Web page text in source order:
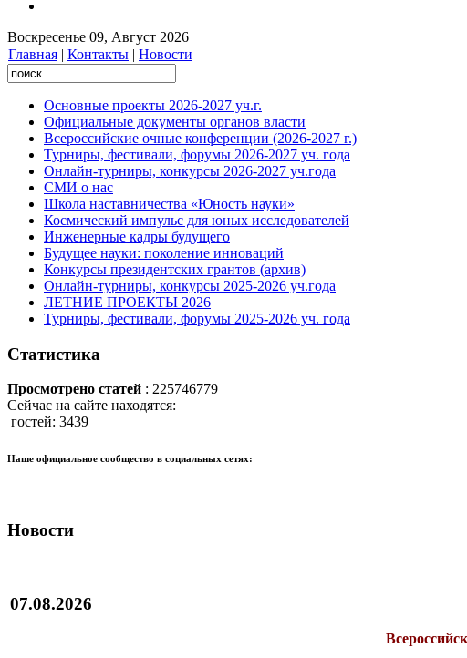
Воскресенье 09, Август 2026
Главная | Контакты | Новости
Основные проекты 2026-2027 уч.г.
Официальные документы органов власти
Всероссийские очные конференции (2026-2027 г.)
Турниры, фестивали, форумы 2026-2027 уч. года
Онлайн-турниры, конкурсы 2026-2027 уч.года
СМИ о нас
Школа наставничества «Юность науки»
Космический импульс для юных исследователей
Инженерные кадры будущего
Будущее науки: поколение инноваций
Конкурсы президентских грантов (архив)
Онлайн-турниры, конкурсы 2025-2026 уч.года
ЛЕТНИЕ ПРОЕКТЫ 2026
Турниры, фестивали, форумы 2025-2026 уч. года
Статистика
Просмотрено статей : 225746779
Сейчас на сайте находятся:
гостей: 3439
Наше официальное сообщество в социальных сетях:
Новости
07.08.2026